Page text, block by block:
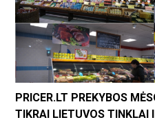
PRICER.LT PREKYBOS
TIKRAI LIETUVOS TINKLAI